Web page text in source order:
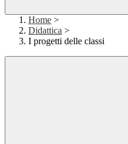
Home >
Didattica >
I progetti delle classi